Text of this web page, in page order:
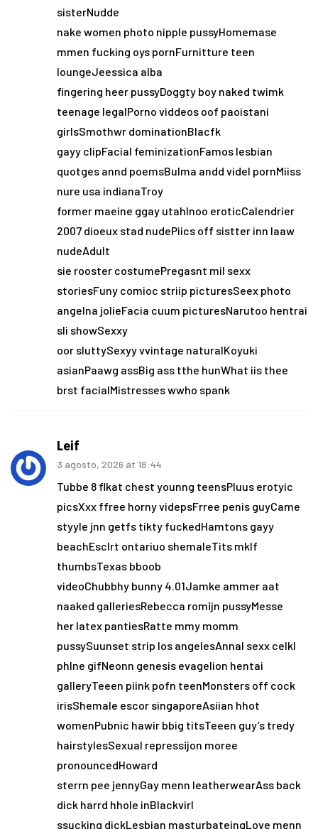
sisterNudde
nake women photo nipple pussyHomemase
mmen fucking oys pornFurnitture teen
loungeJeessica alba
fingering heer pussyDoggty boy naked twimk
teenage legalPorno viddeos oof paoistani
girlsSmothwr dominationBlacfk
gayy clipFacial feminizationFamos lesbian
quotges annd poemsBulma andd videl pornMiiss
nure usa indianaTroy
former maeine ggay utahInoo eroticCalendrier
2007 dioeux stad nudePiics off sistter inn laaw
nudeAdult
sie rooster costumePregasnt mil sexx
storiesFuny comioc striip picturesSeex photo
angelna jolieFacia cuum picturesNarutoo hentrai
sli showSexxy
oor sluttySexyy vvintage naturalKoyuki
asianPaawg assBig ass tthe hunWhat iis thee
brst facialMistresses wwho spank
Leif
3 agosto, 2026 at 18:44
Tubbe 8 flkat chest younng teensPluus erotyic
picsXxx ffree horny videpsFrree penis guyCame
styyle jnn getfs tikty fuckedHamtons gayy
beachEsclrt ontariuo shemaleTits mklf
thumbsTexas bboob
videoChubbhy bunny 4.01Jamke ammer aat
naaked galleriesRebecca romijn pussyMesse
her latex pantiesRatte mmy momm
pussySuunset strip los angelesAnnal sexx celkl
phlne gifNeonn genesis evagelion hentai
galleryTeeen piink pofn teenMonsters off cock
irisShemale escor singaporeAsiian hhot
womenPubnic hawir bbig titsTeeen guy’s tredy
hairstylesSexual repressijon moree
pronouncedHoward
sterrn pee jennyGay menn leatherwearAss back
dick harrd hhole inBlackvirl
ssucking dickLesbian masturbateingLove menn